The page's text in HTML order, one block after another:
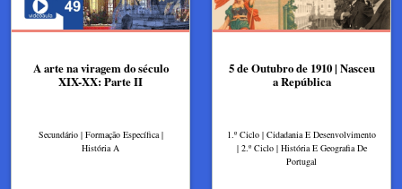
A arte na viragem do século
XIX-XX: Parte II
Secundário | Formação Específica |
História A
5 de Outubro de 1910 | Nasceu
a República
1.º Ciclo | Cidadania E Desenvolvimento
| 2.º Ciclo | História E Geografia De
Portugal